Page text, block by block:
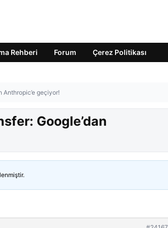
Rehberi Forum Çerez Politikası
Anthropic’e geçiyor!
Google’dan